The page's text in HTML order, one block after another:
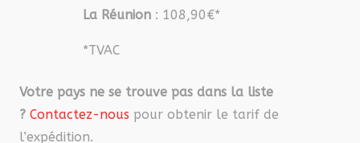
La Réunion : 108,90€*
*TVAC
Votre pays ne se trouve pas dans la liste
? Contactez-nous pour obtenir le tarif de
l’expédition.